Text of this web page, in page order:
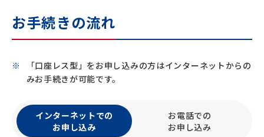
お手続きの流れ
「口座レス型」をお申し込みの方はインターネットからの
みお手続きが可能です。
インターネットでの
お申し込み
お電話での
お申し込み